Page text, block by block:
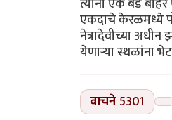
एकदाचे केरळमध्ये
नेत्रादेवीच्या
येणाऱ्या स्थळांना
वाचने5301